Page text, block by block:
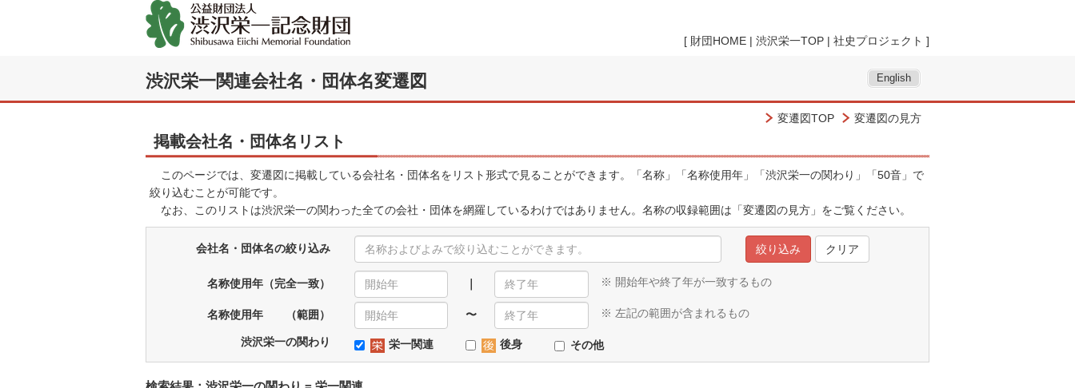
[ 財団HOME | 渋沢栄一TOP | 社史プロジェクト ]
English
渋沢栄一関連会社名・団体名変遷図
変遷図TOP 変遷図の見方
掲載会社名・団体名リスト
このページでは、変遷図に掲載している会社名・団体名をリスト形式で見ることができます。「名称」「名称使用年」「渋沢栄一の関わり」「50音」で
絞り込むことが可能です。
なお、このリストは渋沢栄一の関わった全ての会社・団体を網羅しているわけではありません。名称の収録範囲は「変遷図の見方 」をご覧ください。
会社名・団体名の絞り込み クリア
名称使用年（完全一致） ※ 開始年や終了年が一致するもの
名称使用年 （範囲） 〜 ※ 左記の範囲が含まれるもの
渋沢栄一の関わり 栄一関連 後身 その他